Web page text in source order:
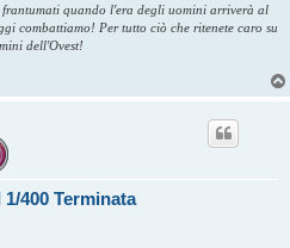
quando l'era degli uomini arriverà al
combattiamo! Per tutto ciò che ritenete caro su
dell'Ovest!
400 Terminata